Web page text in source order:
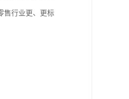
售行业更、更标